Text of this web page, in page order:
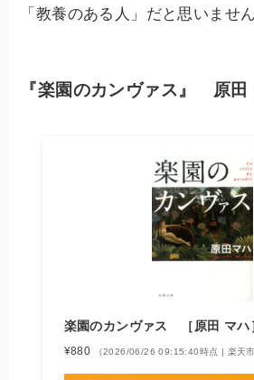
「教養のある人」だと思いませ
『楽園のカンヴァス』 原田
楽園のカンヴァス ［原田 マハ
¥880 （2026/06/26 09:15:40時点 | 楽天市